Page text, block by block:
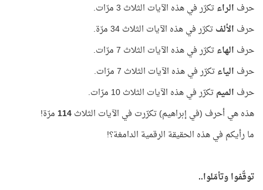
حرف الراءتكرّر في هذه الآيات الثلاث 3 مرّات.
حرف الألفتكرّر في هذه الآيات الثلاث 34 مرّة.
حرف الهاءتكرّر في هذه الآيات الثلاث 7 مرّات.
حرف الياءتكرّر في هذه الآيات الثلاث 7 مرّات.
حرف الميمتكرّر في هذه الآيات الثلاث 10 مرّات.
هذه هي أحرف (في إبراهيم) تكرّرت في الآيات الثلاث114مرّة!
ما رأيكم في هذه الحقيقة الرقمية الدامغة؟!
توقّفوا وتأمّلوا..